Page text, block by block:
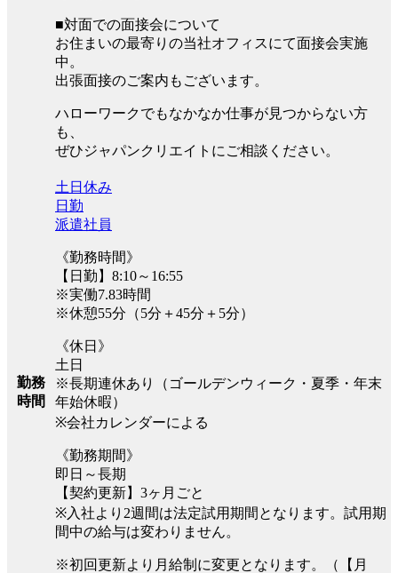
■対面での面接会について
お住まいの最寄りの当社オフィスにて面接会実施
中。
出張面接のご案内もございます。
ハローワークでもなかなか仕事が見つからない方
も、
ぜひジャパンクリエイトにご相談ください。
勤務
時間
土日休み
日勤
派遣社員
《勤務時間》
【日勤】8:10～16:55
※実働7.83時間
※休憩55分（5分＋45分＋5分）
《休日》
土日
※長期連休あり（ゴールデンウィーク・夏季・年末
年始休暇）
※会社カレンダーによる
《勤務期間》
即日～長期
【契約更新】3ヶ月ごと
※入社より2週間は法定試用期間となります。試用期
間中の給与は変わりません。
※初回更新より月給制に変更となります。（【月